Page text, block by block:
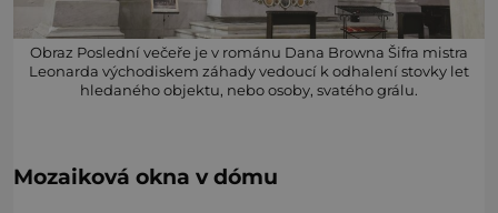
Obraz Poslední večeře je v románu Dana Browna Šifra mistra
Leonarda východiskem záhady vedoucí k odhalení stovky let
hledaného objektu, nebo osoby, svatého grálu.
Mozaiková okna v dómu